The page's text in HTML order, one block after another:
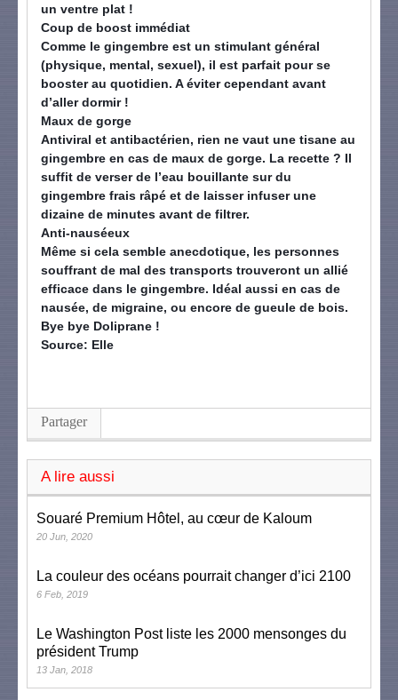
un ventre plat !
Coup de boost immédiat
Comme le gingembre est un stimulant général
(physique, mental, sexuel), il est parfait pour se
booster au quotidien. A éviter cependant avant
d’aller dormir !
Maux de gorge
Antiviral et antibactérien, rien ne vaut une tisane au
gingembre en cas de maux de gorge. La recette ? Il
suffit de verser de l’eau bouillante sur du
gingembre frais râpé et de laisser infuser une
dizaine de minutes avant de filtrer.
Anti-nauséeux
Même si cela semble anecdotique, les personnes
souffrant de mal des transports trouveront un allié
efficace dans le gingembre. Idéal aussi en cas de
nausée, de migraine, ou encore de gueule de bois.
Bye bye Doliprane !
Source: Elle
Partager
A lire aussi
Souaré Premium Hôtel, au cœur de Kaloum
20 Jun, 2020
La couleur des océans pourrait changer d’ici 2100
6 Feb, 2019
Le Washington Post liste les 2000 mensonges du
président Trump
13 Jan, 2018